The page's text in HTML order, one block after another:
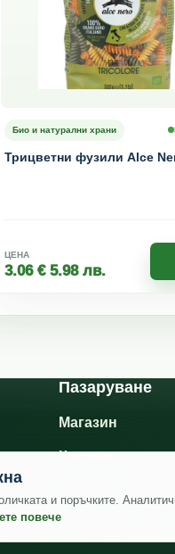
Био и натурални храни
Трицветни фузили Alce
ЦЕНА
3.06 € 5.98 лв.
Пазаруване
Магазин
Количка
Проследи
и поръчките.
повече